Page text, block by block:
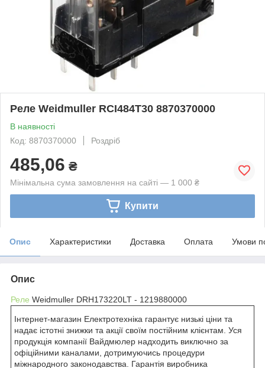
Реле Weidmuller RCI484T30 8870370000
В наявності
Код: 8870370000
Роздріб
485,06 ₴
Мінімальна сума замовлення на сайті — 1 000 ₴
Купити
Опис Характеристики Доставка Оплата Умови
Опис
Реле Weidmuller DRH173220LT - 1219880000
Інтернет-магазин Електротехніка гарантує низькі ціни та
надає істотні знижки та акції своїм постійним клієнтам. Уся
продукція компанії Вайдмюлер надходить виключно за
офіційними каналами, дотримуючись процедури
міжнародного законодавства. Гарантія виробника